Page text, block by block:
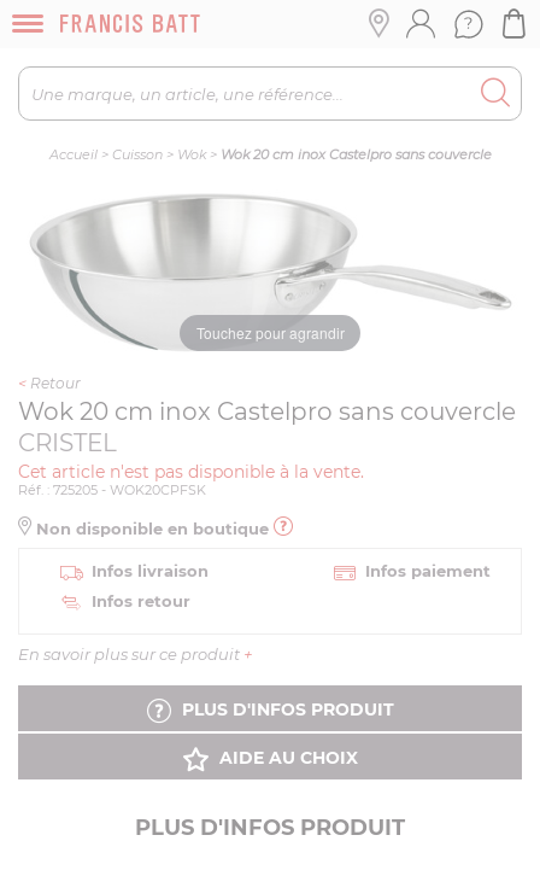
Accueil> Cuisson> Wok> Wok 20 cm inox Castelpro sans couvercle
Touchez pour agrandir
< Retour
Wok 20 cm inox Castelpro sans couvercle
CRISTEL
Cet article n'est pas disponible à la vente.
Réf. : 725205 - WOK20CPFSK
Non disponible en boutique
Infos livraison
Infos paiement
Infos retour
En savoir plus sur ce produit +
PLUS D'INFOS PRODUIT
AIDE AU CHOIX
PLUS D'INFOS PRODUIT